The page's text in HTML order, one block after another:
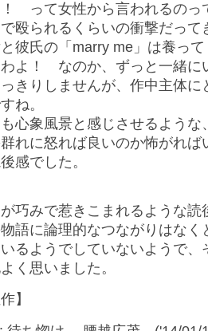
って女性から言われるのっ
殴られるくらいの衝撃だっ
彼氏の「marry me」は養っ
よ！ なのか、ずっと一緒に
きりしませんが、作中主体に
ね。
心象風景と感じさせるよう
れに怒れば良いのか怖がれば
感でした。
巧みで惹きこまれるような読
語に論理的なつながりはなく
るようでしていないようで、
く思いました。
】